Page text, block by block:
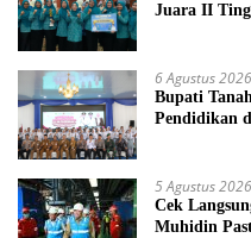
Juara II
6 Agustus 2026
Bupati
Pendidikan
5 Agustus 2026
Cek
Muhidin